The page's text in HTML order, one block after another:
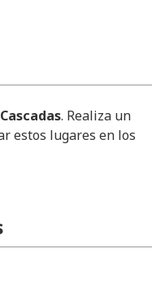
. Realiza un
estos lugares en los